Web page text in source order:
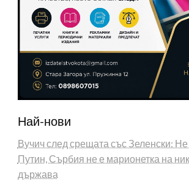
Най-нови
Вучич след срещата със Зеленски: Не
Путин, Сърбия не е марионетка на
държава